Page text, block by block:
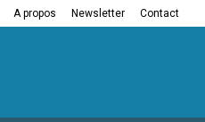
A propos Newsletter Contact
la fermeture…